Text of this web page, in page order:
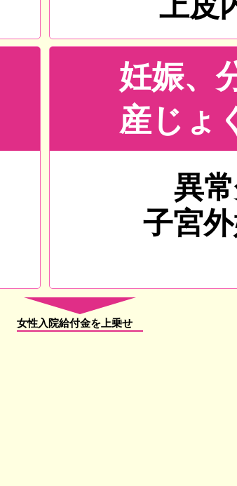
妊娠、
産じょ
異
子宮
女性入院給付金を上乗せ